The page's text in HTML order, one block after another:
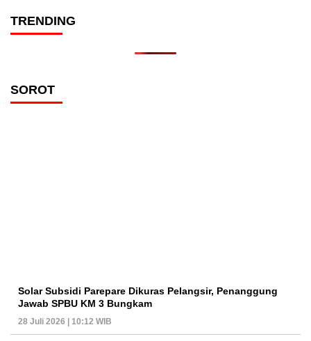
TRENDING
SOROT
Solar Subsidi Parepare Dikuras Pelangsir, Penanggung
Jawab SPBU KM 3 Bungkam
28 Juli 2026 | 10:12 WIB